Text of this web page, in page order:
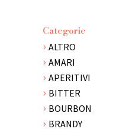
TERRAZZE
Categorie
ALTRO
AMARI
APERITIVI
BITTER
BOURBON
BRANDY